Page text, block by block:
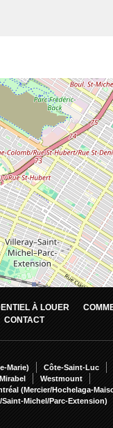
À LOUER
CONTACT
Marie)
Côte-Saint-Luc
Mirabel
Westmount
(Mercier/Hochelaga-
Michel/Parc-Extension)